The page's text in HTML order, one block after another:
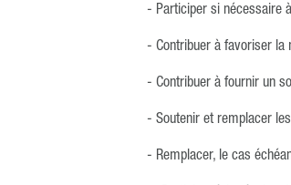
- Participer si nécessaire
- Contribuer à favoriser la
- Contribuer à fournir un
- Soutenir et remplacer
- Remplacer, le cas